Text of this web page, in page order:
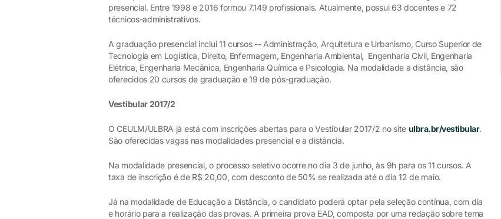
presencial. Entre 1998 e 2016 formou 7.149 profissionais. Atualmente, possui 63 docentes e 72
técnicos-administrativos.
A graduação presencial inclui 11 cursos -- Administração, Arquitetura e Urbanismo, Curso Superior de
Tecnologia em Logística, Direito, Enfermagem, Engenharia Ambiental, Engenharia Civil, Engenharia
Elétrica, Engenharia Mecânica, Engenharia Química e Psicologia. Na modalidade a distância, são
oferecidos 20 cursos de graduação e 19 de pós-graduação.
Vestibular 2017/2
O CEULM/ULBRA já está com inscrições abertas para o Vestibular 2017/2 no site ulbra.br/vestibular.
São oferecidas vagas nas modalidades presencial e a distância.
Na modalidade presencial, o processo seletivo ocorre no dia 3 de junho, às 9h para os 11 cursos. A
taxa de inscrição é de R$ 20,00, com desconto de 50% se realizada até o dia 12 de maio.
Já na modalidade de Educação a Distância, o candidato poderá optar pela seleção contínua, com dia
e horário para a realização das provas. A primeira prova EAD, composta por uma redação sobre tema